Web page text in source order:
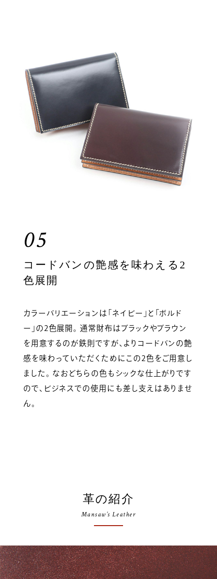
05
コードバンの艶感を味わえる2
色展開
カラーバリエーションは「ネイビー」と「ボルド
ー」の2色展開。 通常財布はブラックやブラウン
を用意するのが鉄則ですが、よりコードバンの艶
感を味わっていただくためにこの2色をご用意し
ました。 なおどちらの色もシックな仕上がりです
ので、ビジネスでの使用にも差し支えはありませ
ん。
革の紹介
Mansaw’s Leather